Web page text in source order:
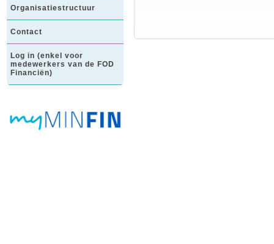
Organisatiestructuur
Contact
Log in (enkel voor
medewerkers van de FOD
Financiën)